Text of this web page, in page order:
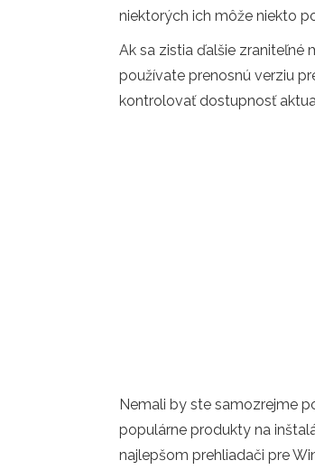
niektorých ich môže niekto
Ak sa zistia ďalšie zraniteľné
používate prenosnú verziu
kontrolovať dostupnosť
Nemali by ste samozrejme
populárne produkty na
najlepšom prehliadači pre